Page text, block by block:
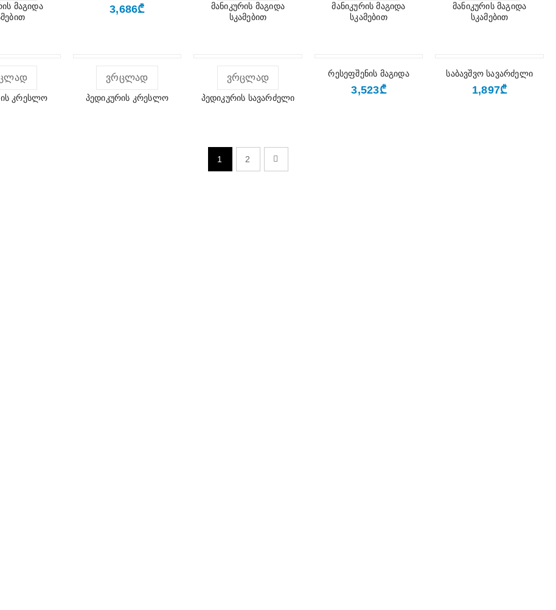
მაგიდა
3,686₾
მანიკურის მაგიდა
სკამებით
მანიკურის მაგიდა
სკამებით
მანიკურის მაგიდა
სკამებით
კრესლო
ᲕᲠᲪᲚᲐᲓ
პედიკურის კრესლო
ᲕᲠᲪᲚᲐᲓ
პედიკურის სავარძელი
რესეფშენის მაგიდა
3,523₾
საბავშვო სავარძელი
1,897₾
1 2